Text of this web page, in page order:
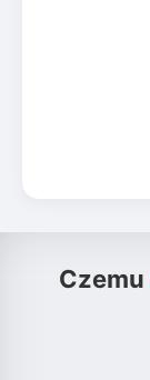
Czemu